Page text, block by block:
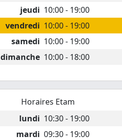
jeudi 10:00 - 19:00
vendredi 10:00 - 19:00
samedi 10:00 - 19:00
dimanche 10:00 - 18:00
Horaires Etam
lundi 10:30 - 19:00
mardi 09:30 - 19:00